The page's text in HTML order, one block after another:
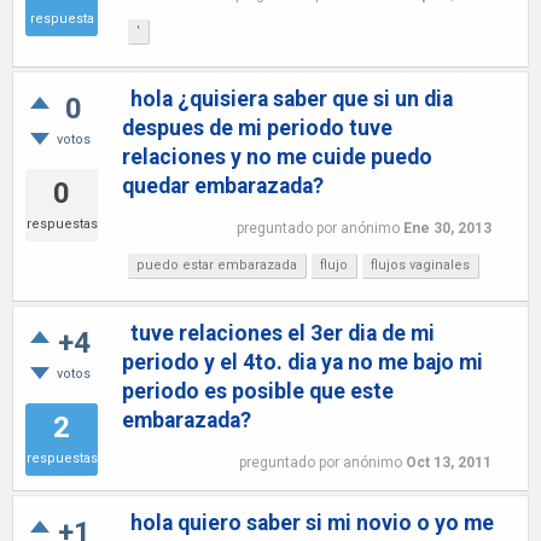
respuesta
'
0
votos
0
respuestas
hola ¿quisiera saber que si un dia
despues de mi periodo tuve
relaciones y no me cuide puedo
quedar embarazada?
preguntado por anónimo Ene 30, 2013
puedo estar embarazada flujo flujos vaginales
+4
votos
2
respuestas
tuve relaciones el 3er dia de mi
periodo y el 4to. dia ya no me bajo mi
periodo es posible que este
embarazada?
preguntado por anónimo Oct 13, 2011
+1
hola quiero saber si mi novio o yo me